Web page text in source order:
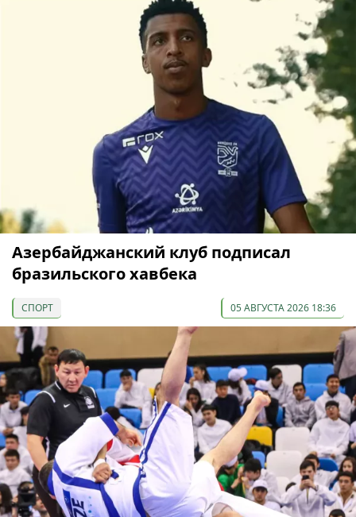
Азербайджанский клуб подписал
бразильского хавбека
СПОРТ 05 АВГУСТА 2026 18:36